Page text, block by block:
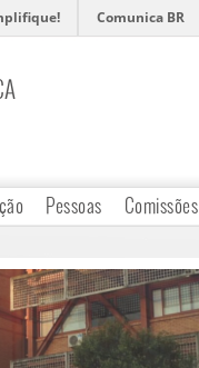
Comunica BR
Pessoas Comissões